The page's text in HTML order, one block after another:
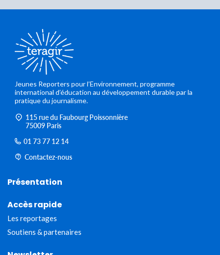
Jeunes Reporters pour l’Environnement, programme
international d’éducation au développement durable par la
pratique du journalisme.
115 rue du Faubourg Poissonnière
75009 Paris
01 73 77 12 14
Contactez-nous
Présentation
Accès rapide
Les reportages
Soutiens & partenaires